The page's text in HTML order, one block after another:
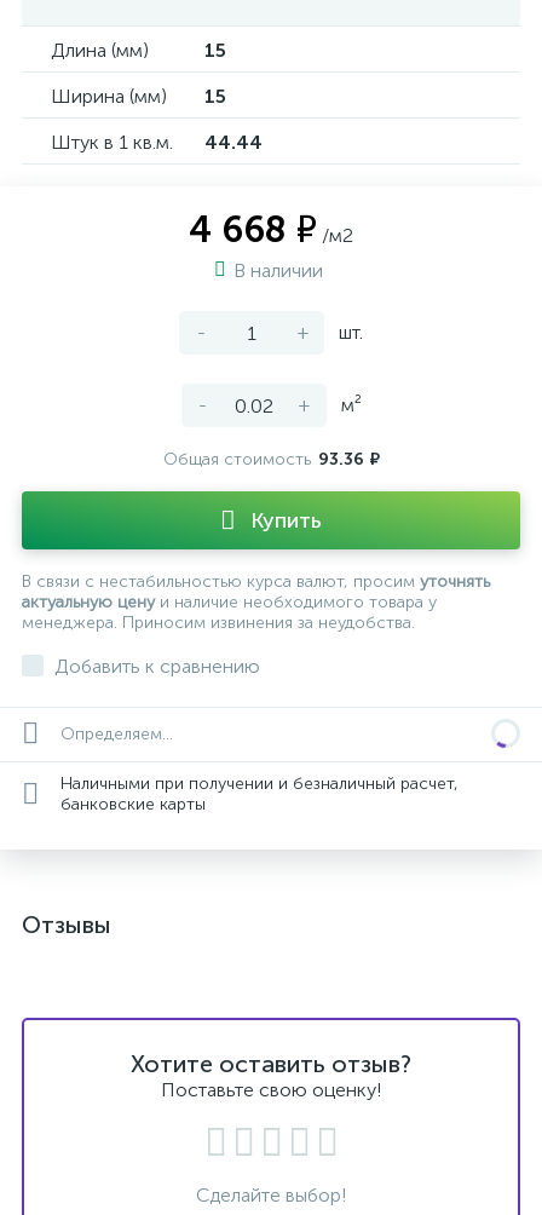
Длина (мм)
15
Ширина (мм)
15
Штук в 1 кв.м.
44.44
4 668 ₽ /м2
В наличии
- + шт.
- + м²
Общая стоимость 93.36 ₽
Купить
В связи с нестабильностью курса валют, просим уточнять
актуальную ценуи наличие необходимого товара у
менеджера. Приносим извинения за неудобства.
Добавить к сравнению
Определяем...
Наличными при получении и безналичный расчет,
банковские карты
Отзывы
Хотите оставить отзыв?
Поставьте свою оценку!
Сделайте выбор!